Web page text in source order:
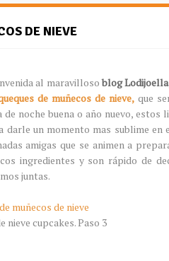
DE NIEVE
al maravillosoblog Lodijoella
de muñecos de nieve, que
noche buena o año nuevo, estos
darle un momento mas sublime en
amigas que se animen a
ingredientes y son rápido de
juntas.
muñecos de nieve